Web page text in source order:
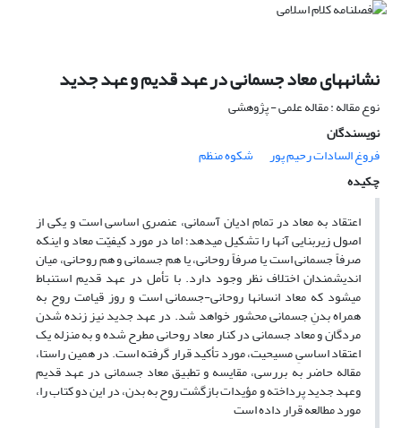
نشانه‏های معاد جسمانی در عهد قدیم و عهد جدید
نوع مقاله : مقاله علمی - پژوهشی
نویسندگان
فروغ ‏السادات رحیم‏ پور
شکوه منظم
چکیده
اعتقاد به معاد در تمام ادیان آسمانی، عنصری اساسی است و یکی از
اصول زیربنایی آنها را تشکیل می‏دهد؛ اما در مورد کیفیّت معاد و اینکه
صرفاً جسمانی است یا صرفاً روحانی، یا هم جسمانی و هم روحانی، میان
اندیشمندان اختلاف نظر وجود دارد. با تأمل در عهد قدیم استنباط
می‏شود که معاد انسان‏ها روحانی-جسمانی است و روز قیامت روح به
همراه بدنِ جسمانی محشور خواهد شد. در عهد جدید نیز زنده شدن
مردگان و معاد جسمانی در کنار معاد روحانی مطرح شده و به منزله یک
اعتقاد اساسیِ مسیحیت، مورد تأکید قرار گرفته است. در همین راستا،
مقاله حاضر به بررسی، مقایسه و تطبیق معاد جسمانی در عهد قدیم
وعهد جدید پرداخته و مؤیدات بازگشت روح به بدن، در این دو کتاب را،
مورد مطالعه قرار داده است